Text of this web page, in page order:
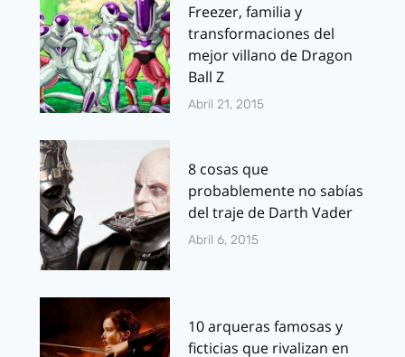
Freezer, familia y
transformaciones del
mejor villano de Dragon
Ball Z
Abril 21, 2015
8 cosas que
probablemente no sabías
del traje de Darth Vader
Abril 6, 2015
10 arqueras famosas y
ficticias que rivalizan en